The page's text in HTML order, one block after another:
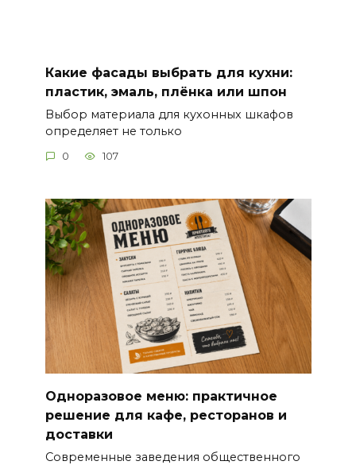
Какие фасады выбрать для кухни:
пластик, эмаль, плёнка или шпон
Выбор материала для кухонных шкафов
определяет не только
0 107
Одноразовое меню: практичное
решение для кафе, ресторанов и
доставки
Современные заведения общественного